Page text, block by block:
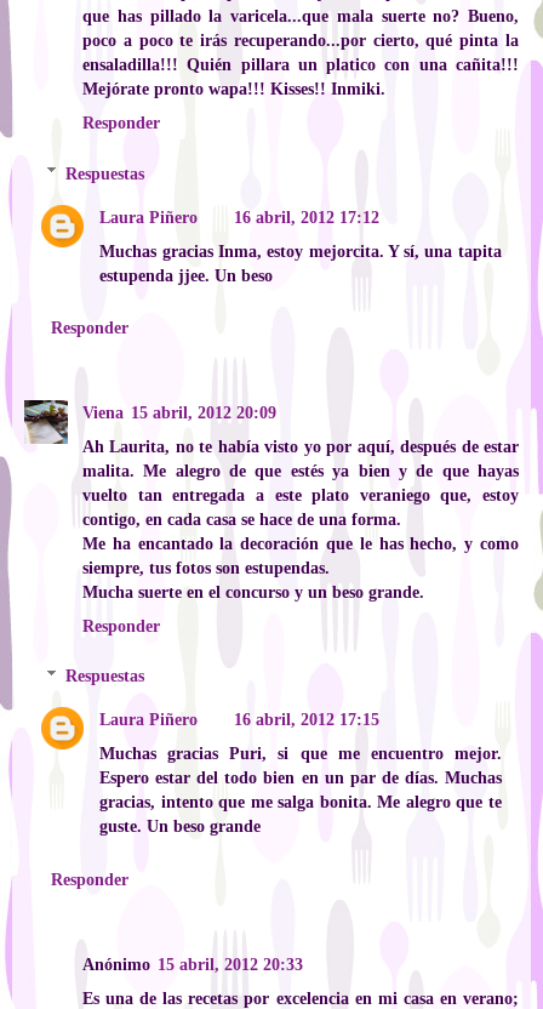
que has pillado la varicela...que mala suerte no? Bueno,
poco a poco te irás recuperando...por cierto, qué pinta la
ensaladilla!!! Quién pillara un platico con una cañita!!!
Mejórate pronto wapa!!! Kisses!! Inmiki.
Responder
Respuestas
Laura Piñero
16 abril, 2012 17:12
Muchas gracias Inma, estoy mejorcita. Y sí, una tapita
estupenda jjee. Un beso
Responder
Viena 15 abril, 2012 20:09
Ah Laurita, no te había visto yo por aquí, después de estar
malita. Me alegro de que estés ya bien y de que hayas
vuelto tan entregada a este plato veraniego que, estoy
contigo, en cada casa se hace de una forma.
Me ha encantado la decoración que le has hecho, y como
siempre, tus fotos son estupendas.
Mucha suerte en el concurso y un beso grande.
Responder
Respuestas
Laura Piñero
16 abril, 2012 17:15
Muchas gracias Puri, si que me encuentro mejor.
Espero estar del todo bien en un par de días. Muchas
gracias, intento que me salga bonita. Me alegro que te
guste. Un beso grande
Responder
Anónimo 15 abril, 2012 20:33
Es una de las recetas por excelencia en mi casa en verano;